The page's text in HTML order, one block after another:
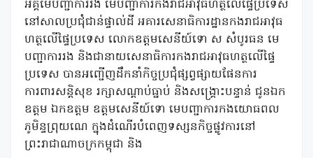
អគ្គមេបញ្ជាការរង មេបញ្ជាការកងរាជអាវុធហត្ថលើផ្ទៃប្រទេស
នៅសាលប្រជុំជាន់ផ្ទាល់ដី អគារសេនាធិការដ្ឋានកងរាជអាវុធ
ហត្ថលើផ្ទៃប្រទេស លោកឧត្តមសេនីយ៍ទោ ស សំបូរធន មេ
បញ្ជាការរង និងជានាយសេនាធិការកងរាជអាវុធហត្ថលើផ្ទៃ
ប្រទេស បានអញ្ជើញដឹកនាំកិច្ចប្រជុំផ្សព្វផ្សាយផែនការ
ការពារសន្តិសុខ រក្សាសណ្ដាប់ធ្នាប់ និងសង្គ្រោះបន្ទាន់ ជូនឯក
ឧត្តម ឯកឧត្តម ឧត្តមសេនីយ៍ទោ មេបញ្ជាការកងយោធពល
ភូមិន្ទព្រុយណេ ក្នុងដំណើរបំពេញទស្សនកិច្ចផ្លូវការនៅ
ព្រះរាជាណាចក្រកម្ពុជា និង